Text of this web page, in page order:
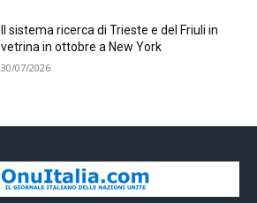
Il sistema ricerca di Trieste e del Friuli in
vetrina in ottobre a New York
30/07/2026